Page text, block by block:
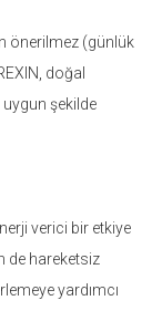
önerilmez (günlük
doğal
uygun şekilde
verici bir etkiye
de hareketsiz
yardımcı